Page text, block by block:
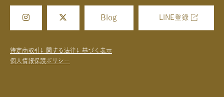
Blog LINE登録
特定商取引に関する法律に基づく表示
個人情報保護ポリシー